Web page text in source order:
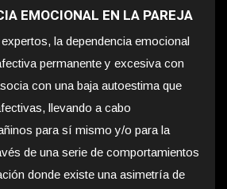
EMOCIONAL EN LA PAREJA
la dependencia emocional
permanente y excesiva con
con una baja autoestima que
llevando a cabo
para sí mismo y/o para la
de una serie de comportamientos
donde existe una asimetría de